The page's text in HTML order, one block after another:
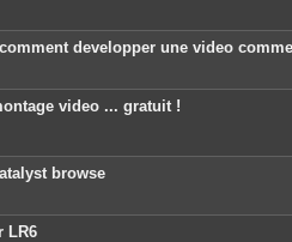
developper une video
video ... gratuit !
browse
LR6